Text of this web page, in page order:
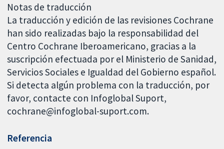
Notas de traducción
La traducción y edición de las revisiones Cochrane
han sido realizadas bajo la responsabilidad del
Centro Cochrane Iberoamericano, gracias a la
suscripción efectuada por el Ministerio de Sanidad,
Servicios Sociales e Igualdad del Gobierno español.
Si detecta algún problema con la traducción, por
favor, contacte con Infoglobal Suport,
cochrane@infoglobal-suport.com.
Referencia